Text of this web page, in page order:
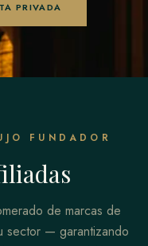
PRIVADA
FUNDADOR
de marcas de
sector — garantizando